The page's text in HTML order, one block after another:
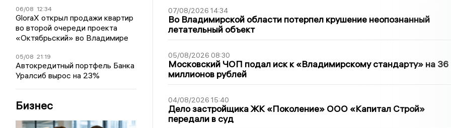
06/08 12:34
GloraX открыл продажи квартир
во второй очереди проекта
«Октябрьский» во Владимире
05/08 21:19
Автокредитный портфель Банка
Уралсиб вырос на 23%
Бизнес
07/08/2026 14:34
Во Владимирской области потерпел крушение неопознанный
летательный объект
05/08/2026 08:30
Московский ЧОП подал иск к «Владимирскому стандарту» на 36
миллионов рублей
04/08/2026 15:40
Дело застройщика ЖК «Поколение» ООО «Капитал Строй»
передали в суд